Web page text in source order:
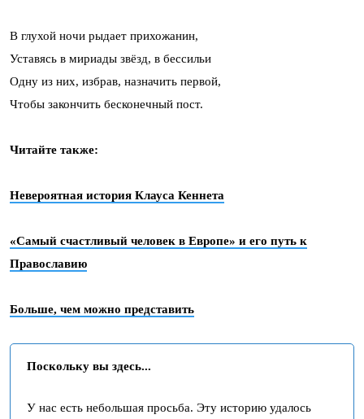
В глухой ночи рыдает прихожанин,
Уставясь в мириады звёзд, в бессильи
Одну из них, избрав, назначить первой,
Чтобы закончить бесконечный пост.
Читайте также:
Невероятная история Клауса Кеннета
«Самый счастливый человек в Европе» и его путь к
Православию
Больше, чем можно представить
Поскольку вы здесь...
У нас есть небольшая просьба. Эту историю удалось